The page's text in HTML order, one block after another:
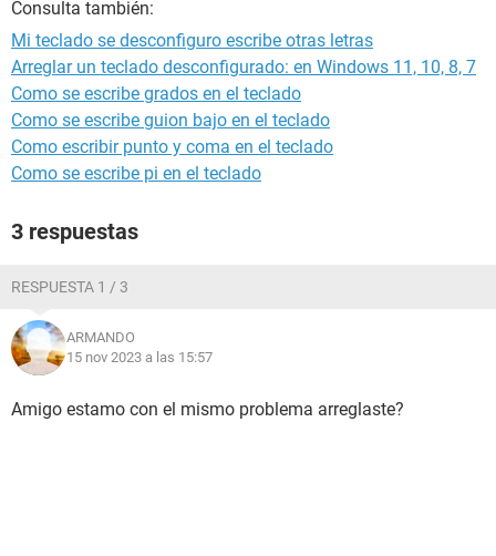
Consulta también:
Mi teclado se desconfiguro escribe otras letras
Arreglar un teclado desconfigurado: en Windows 11, 10, 8, 7
Como se escribe grados en el teclado
Como se escribe guion bajo en el teclado
Como escribir punto y coma en el teclado
Como se escribe pi en el teclado
3 respuestas
RESPUESTA 1 / 3
ARMANDO
15 nov 2023 a las 15:57
Amigo estamo con el mismo problema arreglaste?